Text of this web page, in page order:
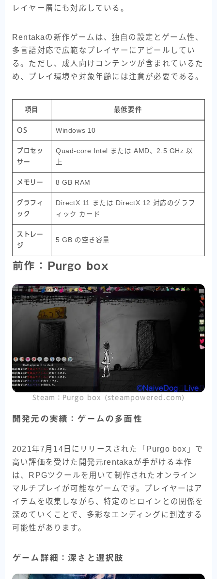
レイヤー層にも対応している。
Rentakaの新作ゲームは、独自の設定とゲーム性、
多言語対応で広範なプレイヤーにアピールしてい
る。ただし、成人向けコンテンツが含まれているた
め、プレイ環境や対象年齢には注意が必要である。
項目 最低要件
OS Windows 10
プロセッ
サー
Quad-core Intel または AMD、2.5 GHz 以
上
メモリー 8 GB RAM
グラフィ
ック
DirectX 11 または DirectX 12 対応のグラフ
ィック カード
ストレー
ジ
5 GB の空き容量
前作：Purgo box
Steam：Purgo box (steampowered.com)
開発元の実績：ゲームの多面性
2021年7月14日にリリースされた「Purgo box」で
高い評価を受けた開発元rentakaが手がける本作
は、RPGツクールを用いて制作されたオンライン
マルチプレイが可能なゲームです。プレイヤーはア
イテムを収集しながら、特定のヒロインとの関係を
深めていくことで、多彩なエンディングに到達する
可能性があります。
ゲーム詳細：深さと選択肢